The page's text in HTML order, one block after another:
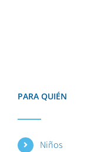
PARA QUIÉN
Niños